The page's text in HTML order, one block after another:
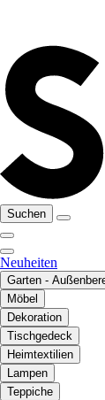
Suchen
Neuheiten
Garten -
Möbel
Dekoration
Tischgedeck
Heimtextilien
Lampen
Teppiche